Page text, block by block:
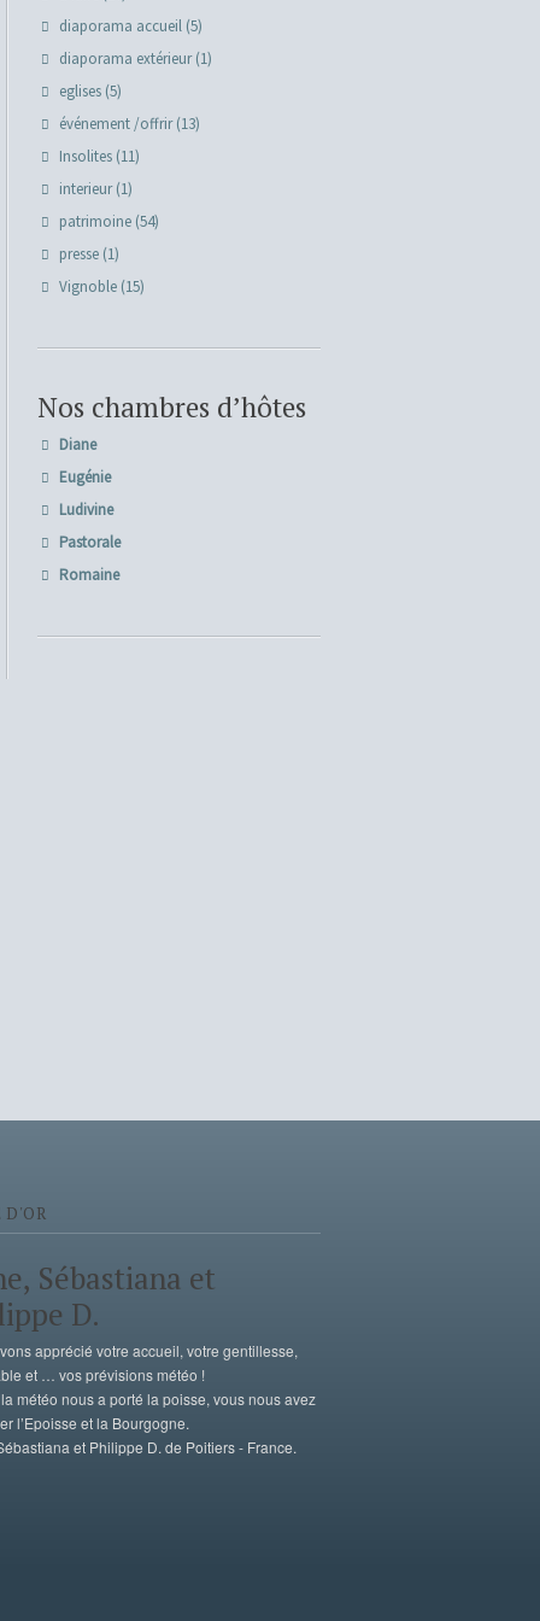
diaporama accueil (5)
diaporama extérieur(1)
eglises (5)
événement /offrir(13)
Insolites (11)
interieur(1)
patrimoine (54)
presse (1)
Vignoble (15)
Nos chambres d’hôtes
Diane
Eugénie
Ludivine
Pastorale
Romaine
D'OR
Sébastiana et
D.
apprécié votre accueil, votre gentillesse,
et … vos prévisions météo !
météo nous a porté la poisse, vous nous avez
l’Epoisse et la Bourgogne.
et Philippe D. de Poitiers - France.